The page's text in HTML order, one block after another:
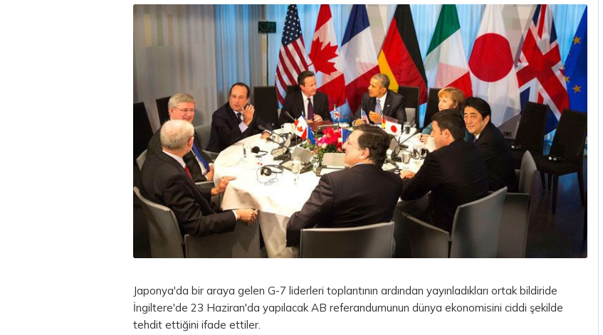
Japonya'da bir araya gelen G-7 liderleri toplantının ardından yayınladıkları ortak bildiride
İngiltere'de 23 Haziran'da yapılacak AB referandumunun dünya ekonomisini ciddi şekilde
tehdit ettiğini ifade ettiler.